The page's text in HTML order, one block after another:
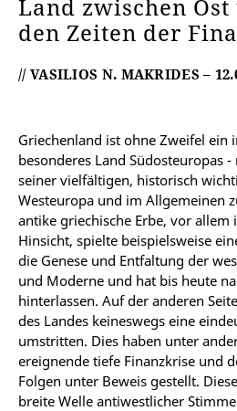
Land zwischen
den Zeiten der
// VASILIOS N. MAKRIDES –
Griechenland ist ohne Zweifel ein
besonderes Land Südosteuropas
seiner vielfältigen, historisch
Westeuropa und im Allgemeinen
antike griechische Erbe, vor allem
Hinsicht, spielte beispielsweise
die Genese und Entfaltung der
und Moderne und hat bis heute
hinterlassen. Auf der anderen
des Landes keineswegs eine
umstritten. Dies haben unter
ereignende tiefe Finanzkrise und
Folgen unter Beweis gestellt.
breite Welle antiwestlicher